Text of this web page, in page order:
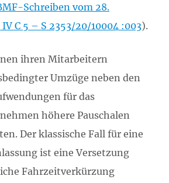
Schreiben vom 28.
C 5 – S 2353/20/10004 :003).
ihren Mitarbeitern
Umzüge neben den
für das
höhere Pauschalen
Der klassische Fall für eine
ist eine Versetzung
Fahrzeitverkürzung